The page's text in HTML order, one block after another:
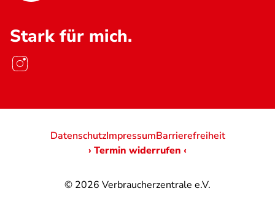
Stark für mich.
© 2026 Verbraucherzentrale e.V.
DatenschutzImpressumBarrierefreiheit
› Termin widerrufen ‹